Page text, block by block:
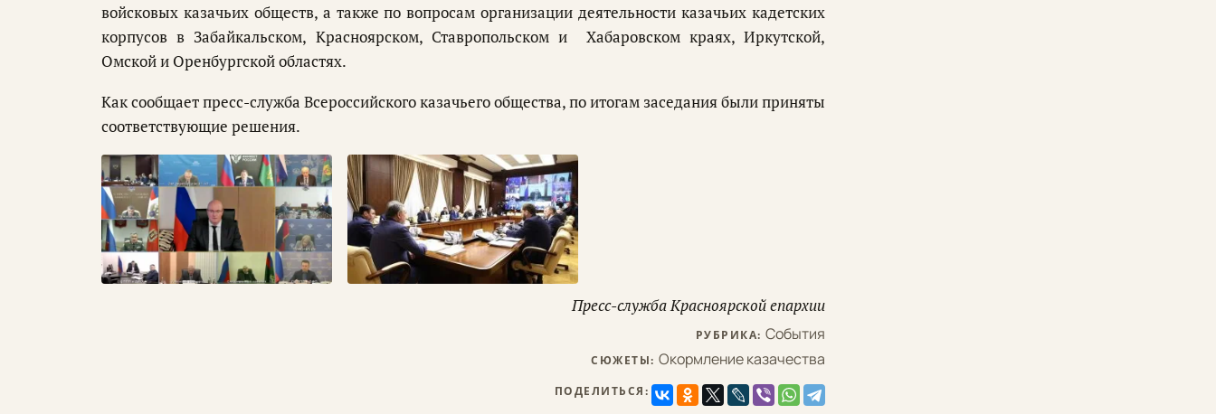
войсковых казачьих обществ, а также по вопросам организации деятельности казачьих кадетских
корпусов в Забайкальском, Красноярском, Ставропольском и Хабаровском краях, Иркутской,
Омской и Оренбургской областях.
Как сообщает пресс-служба Всероссийского казачьего общества, по итогам заседания были приняты
соответствующие решения.
Пресс-служба Красноярской епархии
РУБРИКА: События
СЮЖЕТЫ: Окормление казачества
ПОДЕЛИТЬСЯ: